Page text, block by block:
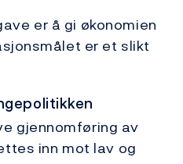
er å gi økonomien
er et slikt
gjennomføring av
inn mot lav og